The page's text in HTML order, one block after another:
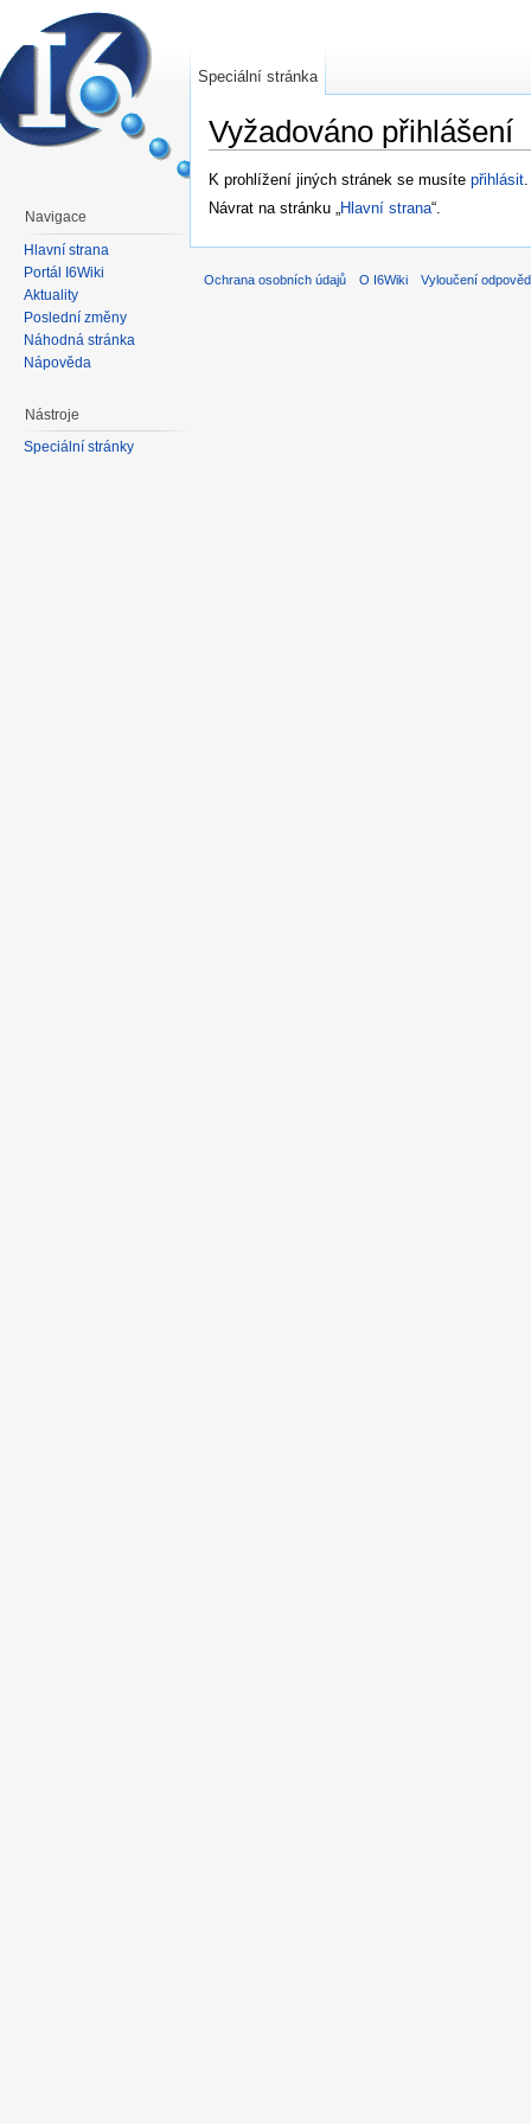
Vyžadováno přihlášení
K prohlížení jiných stránek se musíte přihlásit.
Návrat na stránku „Hlavní strana“.
Speciální stránka
Navigace
Hlavní strana
Portál I6Wiki
Aktuality
Poslední změny
Náhodná stránka
Nápověda
Nástroje
Speciální stránky
Ochrana osobních údajů O I6Wiki Vyloučení